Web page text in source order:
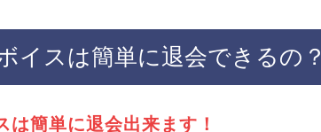
イスは簡単に退会できるの？
は簡単に退会出来ます！